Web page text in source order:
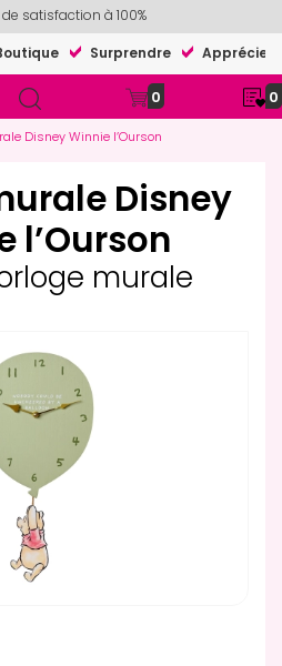
satisfaction à 100%
Surprendre Apprécier
0 0
Disney Winnie l’Ourson
Disney
l’Ourson
murale